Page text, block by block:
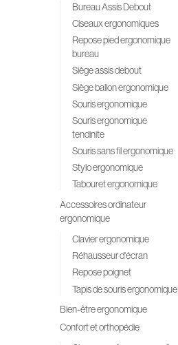
Bureau Assis Debout
Ciseaux ergonomiques
Repose pied ergonomique
bureau
Siège assis debout
Siège ballon ergonomique
Souris ergonomique
Souris ergonomique
tendinite
Souris sans fil ergonomique
Stylo ergonomique
Tabouret ergonomique
Accessoires ordinateur
ergonomique
Clavier ergonomique
Réhausseur d'écran
Repose poignet
Tapis de souris ergonomique
Bien-être ergonomique
Confort et orthopédie